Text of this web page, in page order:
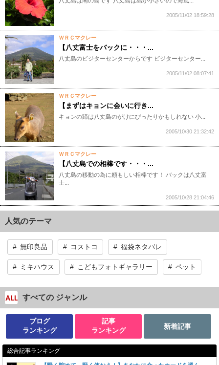
2005/11/02 18:59:28
ＷＲＣマクレー
【八丈富士をバックに・・・...
八丈島のビジターセンターからです ビジターセンター...
2005/11/02 08:07:41
ＷＲＣマクレー
【まずはキョンに会いに行き...
キョンの蹄は八丈島のがけにぴったりかもしれない 小...
2005/10/30 21:32:42
ＷＲＣマクレー
【八丈島での相棒です・・・...
八丈島の移動の為に頼もしい相棒です！ バックは八丈富
士...
2005/10/28 21:04:46
人気のテーマ
無印良品 コストコ 福袋ネタバレ
ミキハウス こどもフォトギャラリー ペット
すべての ジャンル
ブログ
ランキング
記事
ランキング
新着記事
総合記事ランキング